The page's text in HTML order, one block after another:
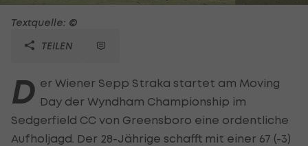
Textquelle: ©
TEILEN
D er Wiener Sepp Straka startet am Moving
Day der Wyndham Championship im
Sedgerfield CC von Greensboro eine ordentliche
Aufholjagd. Der 28-Jährige schafft mit einer 67 (-3)